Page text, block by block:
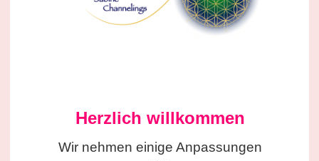
Herzlich willkommen
Wir nehmen einige Anpassungen